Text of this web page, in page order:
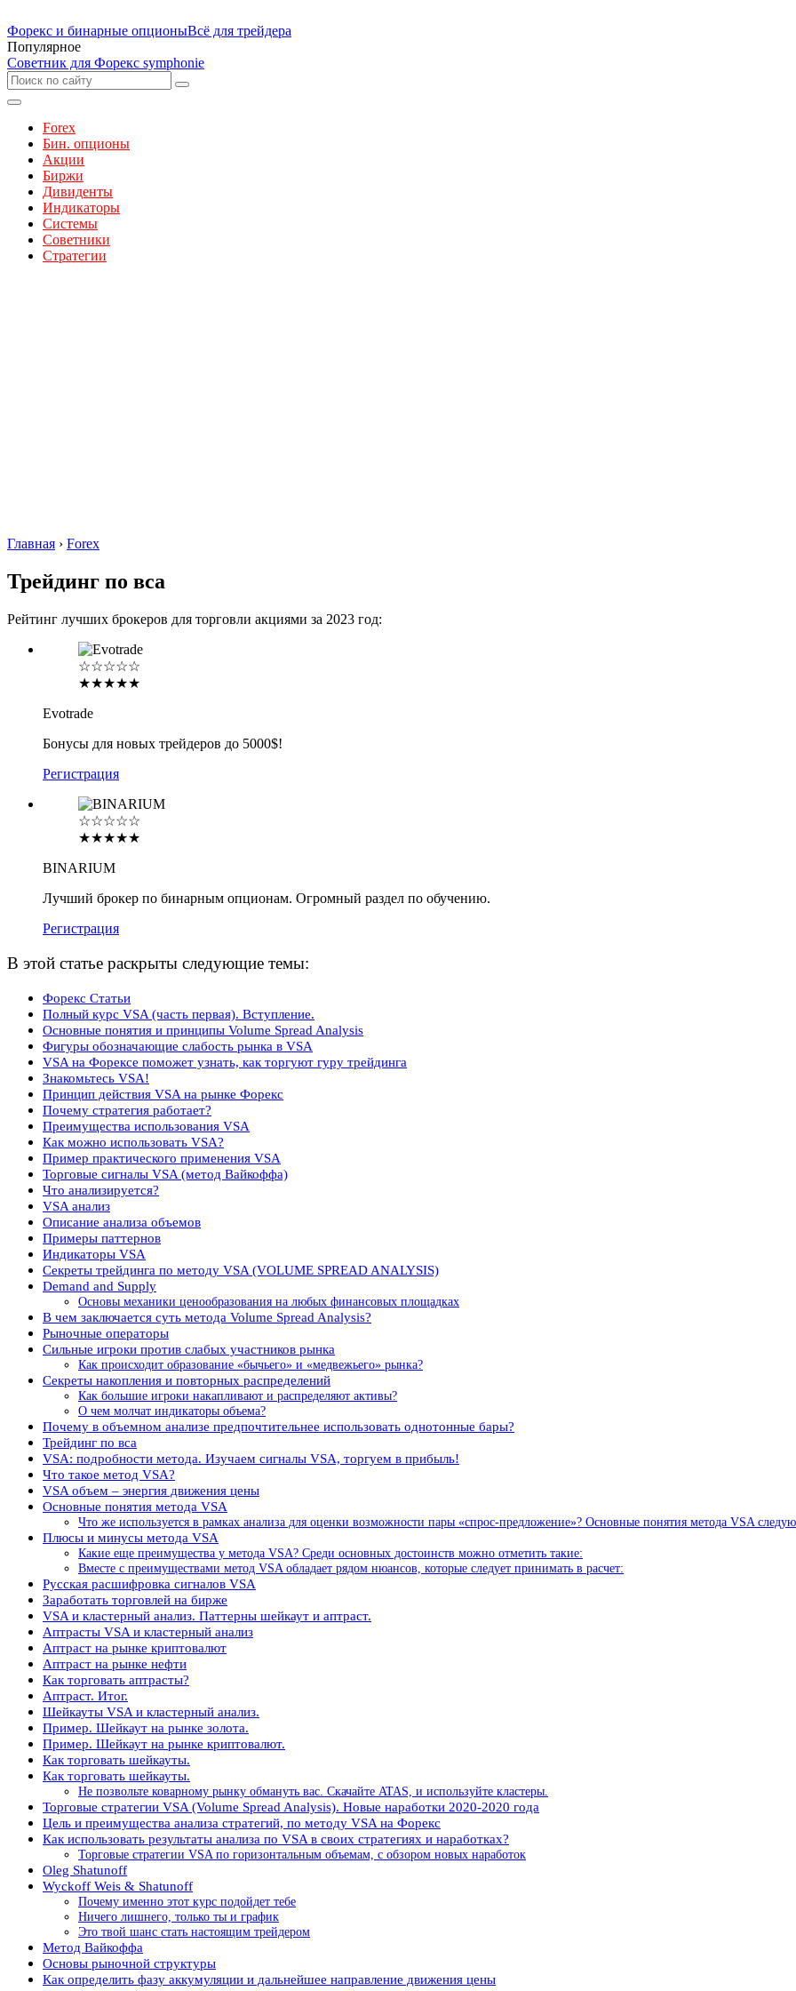
Форекс и бинарные опционыВсё для трейдера
Популярное
Советник для Форекс symphonie
Forex
Бин. опционы
Акции
Биржи
Дивиденты
Индикаторы
Системы
Советники
Стратегии
Главная › Forex
Трейдинг по вса
Рейтинг лучших брокеров для торговли акциями за 2023 год:
☆☆☆☆☆
★★★★★
Evotrade
Бонусы для новых трейдеров до 5000$!
Регистрация
☆☆☆☆☆
★★★★★
BINARIUM
Лучший брокер по бинарным опционам. Огромный раздел по обучению.
Регистрация
В этой статье раскрыты следующие темы:
Форекс Статьи
Полный курс VSA (часть первая). Вступление.
Основные понятия и принципы Volume Spread Analysis
Фигуры обозначающие слабость рынка в VSA
VSA на Форексе поможет узнать, как торгуют гуру трейдинга
Знакомьтесь VSA!
Принцип действия VSA на рынке Форекс
Почему стратегия работает?
Преимущества использования VSA
Как можно использовать VSA?
Пример практического применения VSA
Торговые сигналы VSA (метод Вайкоффа)
Что анализируется?
VSA анализ
Описание анализа объемов
Примеры паттернов
Индикаторы VSA
Секреты трейдинга по методу VSA (VOLUME SPREAD ANALYSIS)
Demand and Supply
Основы механики ценообразования на любых финансовых площадках
В чем заключается суть метода Volume Spread Analysis?
Рыночные операторы
Сильные игроки против слабых участников рынка
Как происходит образование «бычьего» и «медвежьего» рынка?
Секреты накопления и повторных распределений
Как большие игроки накапливают и распределяют активы?
О чем молчат индикаторы объема?
Почему в объемном анализе предпочтительнее использовать однотонные бары?
Трейдинг по вса
VSA: подробности метода. Изучаем сигналы VSA, торгуем в прибыль!
Что такое метод VSA?
VSA объем – энергия движения цены
Основные понятия метода VSA
Что же используется в рамках анализа для оценки возможности пары «спрос-предложение»? Основные понятия метода VSA
Плюсы и минусы метода VSA
Какие еще преимущества у метода VSA? Среди основных достоинств можно отметить такие:
Вместе с преимуществами метод VSA обладает рядом нюансов, которые следует принимать в расчет:
Русская расшифровка сигналов VSA
Заработать торговлей на бирже
VSA и кластерный анализ. Паттерны шейкаут и аптраст.
Аптрасты VSA и кластерный анализ
Аптраст на рынке криптовалют
Аптраст на рынке нефти
Как торговать аптрасты?
Аптраст. Итог.
Шейкауты VSA и кластерный анализ.
Пример. Шейкаут на рынке золота.
Пример. Шейкаут на рынке криптовалют.
Как торговать шейкауты.
Как торговать шейкауты.
Не позвольте коварному рынку обмануть вас. Скачайте ATAS, и используйте кластеры.
Торговые стратегии VSA (Volume Spread Analysis). Новые наработки 2020-2020 года
Цель и преимущества анализа стратегий, по методу VSA на Форекс
Как использовать результаты анализа по VSA в своих стратегиях и наработках?
Торговые стратегии VSA по горизонтальным объемам, с обзором новых наработок
Oleg Shatunoff
Wyckoff Weis & Shatunoff
Почему именно этот курс подойдет тебе
Ничего лишнего, только ты и график
Это твой шанс стать настоящим трейдером
Метод Вайкоффа
Основы рыночной структуры
Как определить фазу аккумуляции и дальнейшее направление движения цены